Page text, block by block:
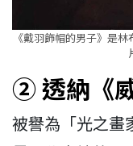
《戴羽飾帽的男子》是
② 透納《
被譽為「光之畫